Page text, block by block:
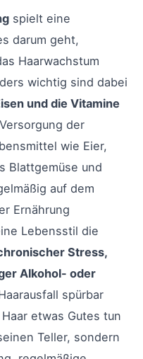
spielt eine
darum geht,
Haarwachstum
wichtig sind dabei
und die Vitamine
der
wie Eier,
Blattgemüse und
auf dem
Ernährung
Lebensstil die
Stress,
Alkohol- oder
spürbar
etwas Gutes tun
Teller, sondern